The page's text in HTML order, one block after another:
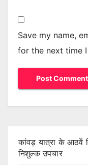
Save my name,
for the next time
कांवड़ यात्रा के आठवें
निशुल्क उपचार